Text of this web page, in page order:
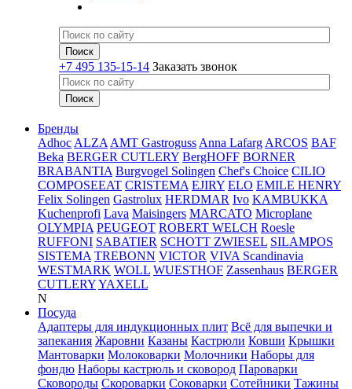
+7 495 135-15-14 Заказать звонок
Бренды
Adhoc ALZA AMT Gastroguss Anna Lafarg ARCOS BAF
Beka BERGER CUTLERY BergHOFF BORNER
BRABANTIA Burgvogel Solingen Chef's Choice CILIO
COMPOSEEAT CRISTEMA EJIRY ELO EMILE HENRY
Felix Solingen Gastrolux HERDMAR Ivo KAMBUKKA
Kuchenprofi Lava Maisingers MARCATO Microplane
OLYMPIA PEUGEOT ROBERT WELCH Roesle
RUFFONI SABATIER SCHOTT ZWIESEL SILAMPOS
SISTEMA TREBONN VICTOR VIVA Scandinavia
WESTMARK WOLL WUESTHOF Zassenhaus BERGER
CUTLERYYAXELL
N
Посуда
Адаптеры для индукционных плит Всё для выпечки и
запекания Жаровни Казаны Кастрюли Ковши Крышки
Мантоварки Молоковарки Молочники Наборы для
фондю Наборы кастрюль и сковород Пароварки
Сковороды Скороварки Соковарки Сотейники Тажины